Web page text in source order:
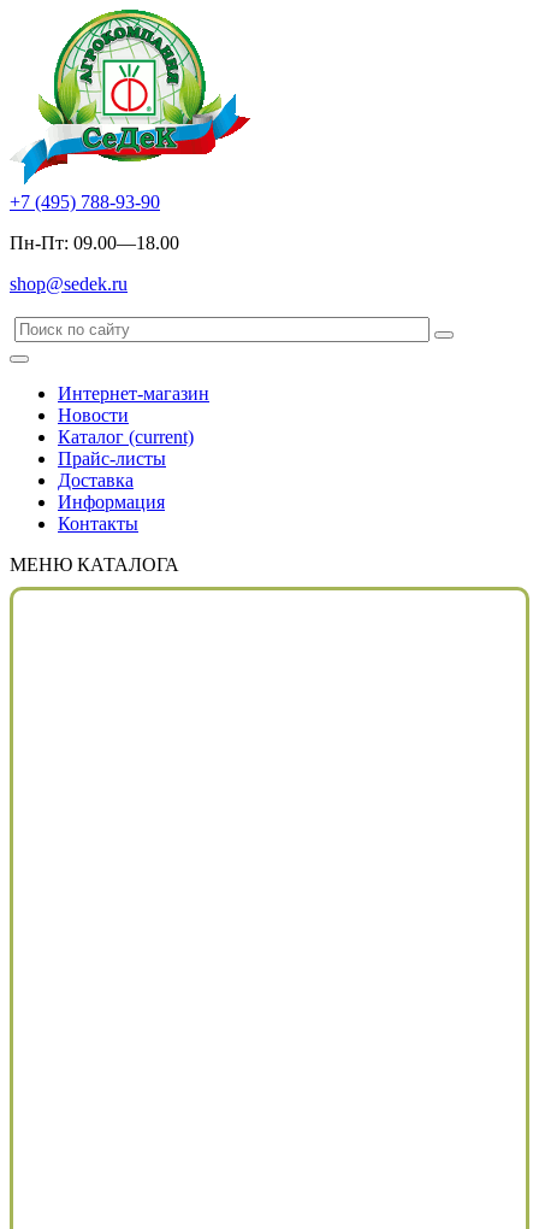
+7 (495) 788-93-90
Пн-Пт: 09.00—18.00
shop@sedek.ru
Интернет-магазин
Новости
Каталог (current)
Прайс-листы
Доставка
Информация
Контакты
МЕНЮ КАТАЛОГА